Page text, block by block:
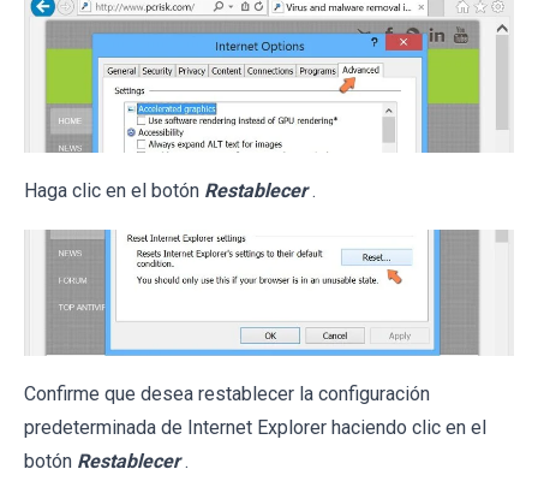
Haga clic en el botón Restablecer .
Confirme que desea restablecer la configuración
predeterminada de Internet Explorer haciendo clic en el
botón Restablecer .